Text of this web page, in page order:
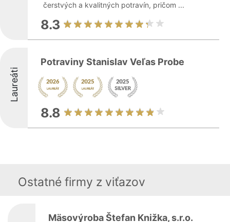
čerstvých a kvalitných potravín, pričom ...
8.3
Laureáti
Potraviny Stanislav Veľas Probe
8.8
Ostatné firmy z viťazov
Mäsovýroba Štefan Knižka, s.r.o.